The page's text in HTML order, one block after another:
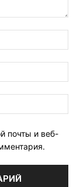
почты и веб-